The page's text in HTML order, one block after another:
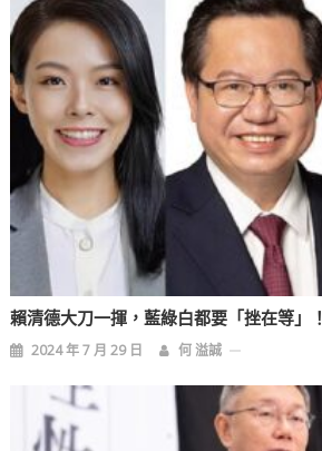
賴清德大刀一揮，藍綠白都要「挫在等」！
2024 年 7 月 29 日 何 溢誠